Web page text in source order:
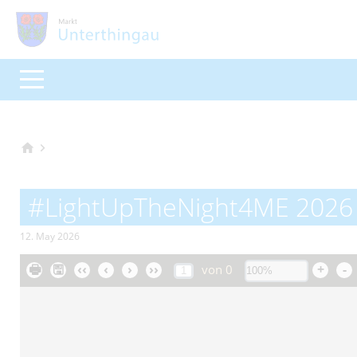
#LightUpTheNight4ME 2026
12. May 2026
🖶 🖫 ‹‹ ‹ › ›› von 0 + -